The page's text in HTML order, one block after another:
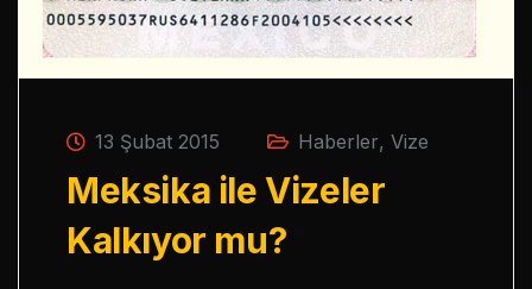
13 Şubat 2015 Haberler, Vize
Meksika ile Vizeler
Kalkıyor mu?